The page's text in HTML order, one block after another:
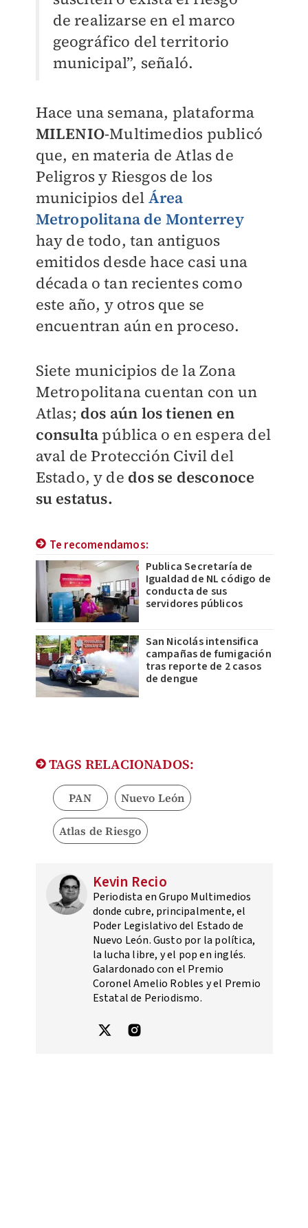
de realizarse en el marco
geográfico del territorio
municipal”, señaló.
Hace una semana, plataforma
MILENIO-Multimedios publicó
que, en materia de Atlas de
Peligros y Riesgos de los
municipios del Área
Metropolitana de Monterrey
hay de todo, tan antiguos
emitidos desde hace casi una
década o tan recientes como
este año, y otros que se
encuentran aún en proceso.
Siete municipios de la Zona
Metropolitana cuentan con un
Atlas; dos aún los tienen en
consulta pública o en espera del
aval de Protección Civil del
Estado, y de dos se desconoce
su estatus.
Te recomendamos:
Publica Secretaría de
Igualdad de NL código de
conducta de sus
servidores públicos
San Nicolás intensifica
campañas de fumigación
tras reporte de 2 casos
de dengue
TAGS RELACIONADOS:
PAN Nuevo León
Atlas de Riesgo
Kevin Recio
Periodista en Grupo Multimedios
donde cubre, principalmente, el
Poder Legislativo del Estado de
Nuevo León. Gusto por la política,
la lucha libre, y el pop en inglés.
Galardonado con el Premio
Coronel Amelio Robles y el Premio
Estatal de Periodismo.